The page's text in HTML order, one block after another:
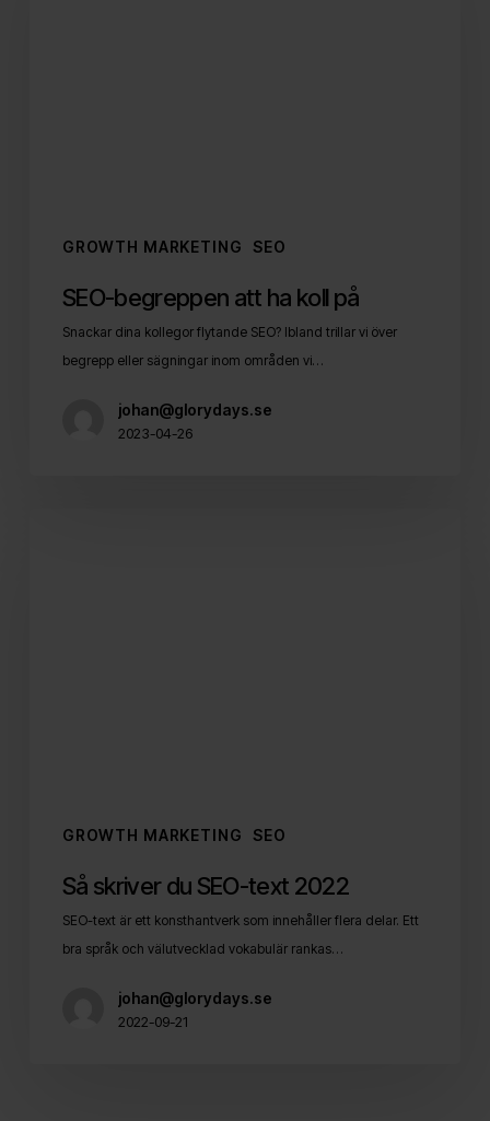
GROWTH MARKETING SEO
SEO-begreppen att ha koll på
Snackar dina kollegor flytande SEO? Ibland trillar vi över
begrepp eller sägningar inom områden vi…
johan@glorydays.se
2023-04-26
GROWTH MARKETING SEO
Så skriver du SEO-text 2022
SEO-text är ett konsthantverk som innehåller flera delar. Ett
bra språk och välutvecklad vokabulär rankas…
johan@glorydays.se
2022-09-21